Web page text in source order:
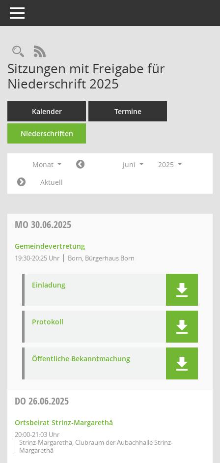
Toggle navigation
Rechercheauswahl
RSS-Feed
Sitzungen mit Freigabe für
Niederschrift 2025
Kalender Termine
Niederschriften
Monat Juni
2025
Aktuell
MO 30.06.2025
Gemeindevertretung
19:30-20:25 Uhr Born, Bürgerhaus Born
Einladung
Protokoll
Öffentliche Bekanntmachung
DO 26.06.2025
Ortsbeirat Strinz-Margarethä
20:00-21:03 Uhr
Strinz-Margarethä, Clubraum der Aubachhalle Strinz-
Margarethä